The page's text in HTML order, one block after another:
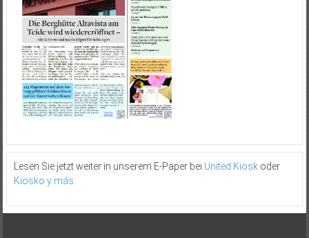
Lesen Sie jetzt weiter in unserem E-Paper bei United Kioskoder
Kiosko y más.